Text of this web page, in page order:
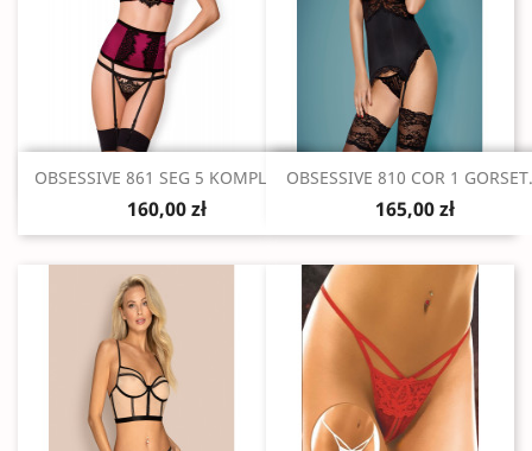
Szybki podgląd
OBSESSIVE 861 SEG 5 KOMPLET...
160,00 zł
Szybki podgląd
OBSESSIVE 810 COR 1
165,00 zł